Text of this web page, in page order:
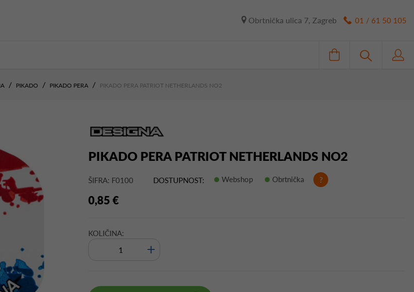
Obrtnička ulica 7, Zagreb 01 / 61 50 105
PIKADO PIKADO PERA PIKADO PERA PATRIOT NETHERLANDS NO2
PIKADO PERA PATRIOT NETHERLANDS NO2
ŠIFRA: F0100 DOSTUPNOST: Webshop Obrtnička ?
0,85 €
KOLIČINA:
+